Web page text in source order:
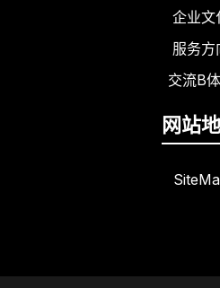
企业文
服务方
交流B
网站